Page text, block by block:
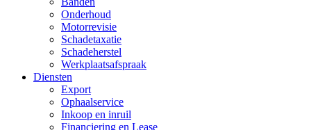
Onderhoud
Motorrevisie
Schadetaxatie
Schadeherstel
Werkplaatsafspraak
Diensten
Export
Ophaalservice
Inkoop en inruil
Financiering en Lease